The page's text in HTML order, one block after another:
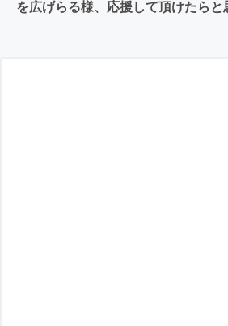
を広げらる様、応援して頂けたらと